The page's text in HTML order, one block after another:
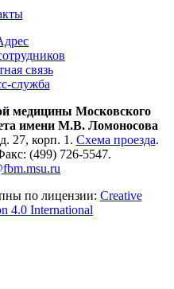
связь
служба
медицины Московского
имени М.В. Ломоносова
27, корп. 1. Схема проезда.
(499) 726-5547.
по лицензии: Creative
4.0 International